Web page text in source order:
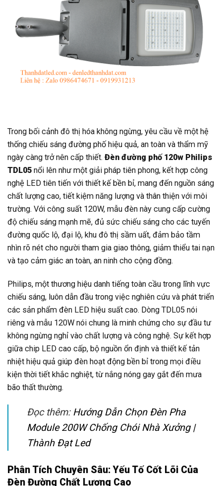
Trong bối cảnh đô thị hóa không ngừng, yêu cầu về một hệ
thống chiếu sáng đường phố hiệu quả, an toàn và thẩm mỹ
ngày càng trở nên cấp thiết. Đèn đường phố 120w Philips
TDL05 nổi lên như một giải pháp tiên phong, kết hợp công
nghệ LED tiên tiến với thiết kế bền bỉ, mang đến nguồn sáng
chất lượng cao, tiết kiệm năng lượng và thân thiện với môi
trường. Với công suất 120W, mẫu đèn này cung cấp cường
độ chiếu sáng mạnh mẽ, đủ sức chiếu sáng cho các tuyến
đường quốc lộ, đại lộ, khu đô thị sầm uất, đảm bảo tầm
nhìn rõ nét cho người tham gia giao thông, giảm thiểu tai nạn
và tạo cảm giác an toàn, an ninh cho cộng đồng.
Philips, một thương hiệu danh tiếng toàn cầu trong lĩnh vực
chiếu sáng, luôn dẫn đầu trong việc nghiên cứu và phát triển
các sản phẩm đèn LED hiệu suất cao. Dòng TDL05 nói
riêng và mẫu 120W nói chung là minh chứng cho sự đầu tư
không ngừng nghỉ vào chất lượng và công nghệ. Sự kết hợp
giữa chip LED cao cấp, bộ nguồn ổn định và thiết kế tản
nhiệt hiệu quả giúp đèn hoạt động bền bỉ trong mọi điều
kiện thời tiết khắc nghiệt, từ nắng nóng gay gắt đến mưa
bão thất thường.
Đọc thêm: Hướng Dẫn Chọn Đèn Pha
Module 200W Chống Chói Nhà Xưởng |
Thành Đạt Led
Phân Tích Chuyên Sâu: Yếu Tố Cốt Lõi Của
Đèn Đường Chất Lượng Cao